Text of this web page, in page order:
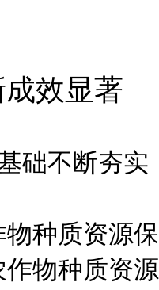
效显著
础不断夯实
种质资源
物种质资